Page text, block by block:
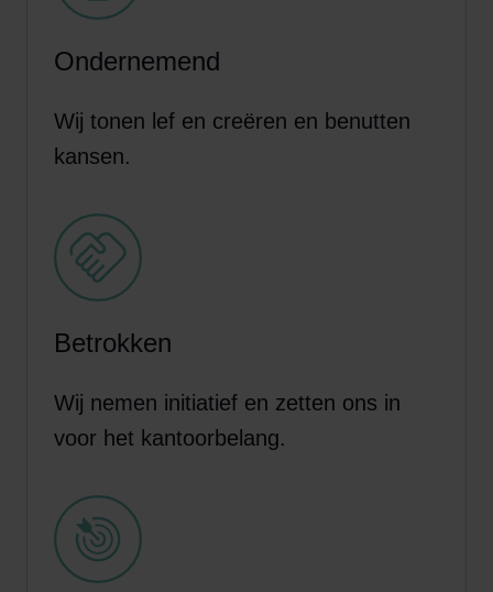
Ondernemend
Wij tonen lef en creëren en benutten
kansen.
Betrokken
Wij nemen initiatief en zetten ons in
voor het kantoorbelang.